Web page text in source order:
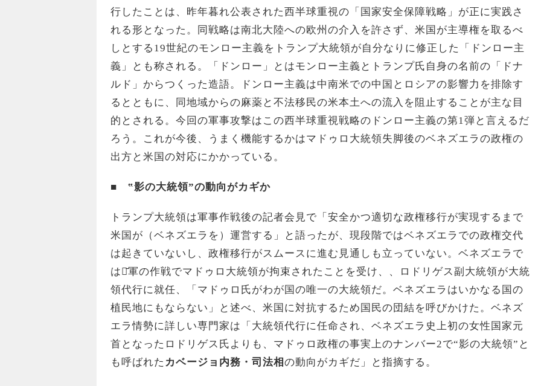
行したことは、昨年暮れ公表された西半球重視の「国家安全保障戦略」が正に実践さ
れる形となった。同戦略は南北大陸への欧州の介入を許さず、米国が主導権を取るべ
しとする19世紀のモンロー主義をトランプ大統領が自分なりに修正した「ドンロー主
義」とも称される。「ドンロー」とはモンロー主義とトランプ氏自身の名前の「ドナ
ルド」からつくった造語。ドンロー主義は中南米での中国とロシアの影響力を排除す
るとともに、同地域からの麻薬と不法移民の米本土への流入を阻止することが主な目
的とされる。今回の軍事攻撃はこの西半球重視戦略のドンロー主義の第1弾と言えるだ
ろう。これが今後、うまく機能するかはマドゥロ大統領失脚後のベネズエラの政権の
出方と米国の対応にかかっている。
■ ‟影の大統領”の動向がカギか
トランプ大統領は軍事作戦後の記者会見で「安全かつ適切な政権移行が実現するまで
米国が（ベネズエラを）運営する」と語ったが、現段階ではベネズエラでの政権交代
は起きていないし、政権移行がスムースに進む見通しも立っていない。ベネズエラで
は米̄軍の作戦でマドゥロ大統領が拘束されたことを受け、、ロドリゲス副大統領が大統
領代行に就任、「マドゥロ氏がわが国の唯一の大統領‍だ。ベネズエラはいかな‌る国の
植民地にもならない」と述べ、米国に対抗するため国民の団結を呼びかけた。ベネズ
エラ情勢に詳しい専門家は「大統領代行に任命され、ベネズエラ史上初の女性国家元
首となったロドリゲス氏よりも、マドゥロ政権の事実上のナンバー2で“影の大統領”と
も呼ばれた カベージョ内務・司法相の動向がカギだ」と指摘する。